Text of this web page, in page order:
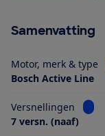
Samenvatting
Motor, merk & type
Bosch Active Line
Versnellingen
7 versn. (naaf)